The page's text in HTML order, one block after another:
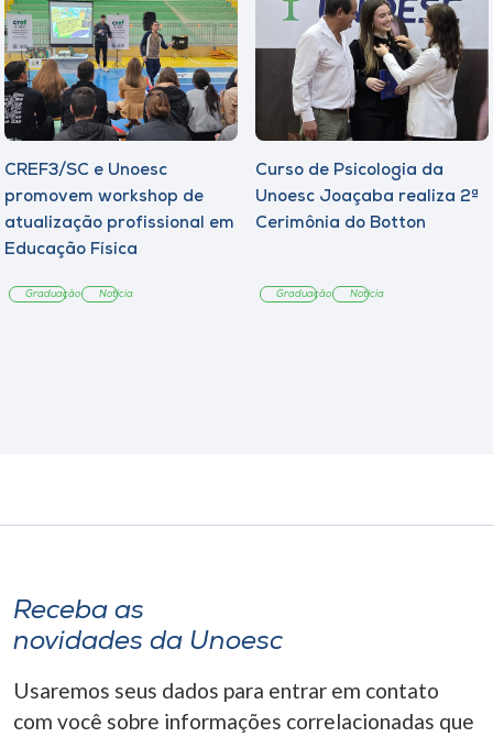
CREF3/SC e Unoesc
promovem workshop de
atualização profissional em
Educação Física
Graduação Notícia
Curso de Psicologia da
Unoesc Joaçaba realiza 2ª
Cerimônia do Botton
Graduação Notícia
Receba as
novidades da Unoesc
Usaremos seus dados para entrar em contato
com você sobre informações correlacionadas que